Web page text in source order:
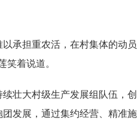
承担重农活，在村集体的动
笑着说道。
壮大村级生产发展组队伍，
发展，通过集约经营、精准